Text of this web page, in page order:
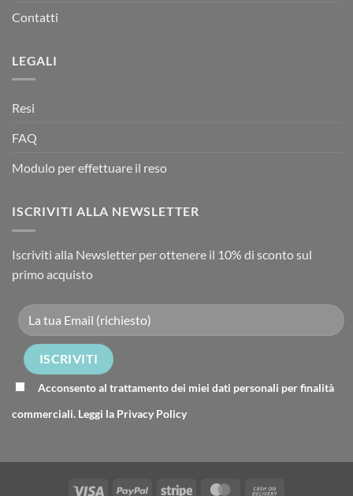
Contatti
LEGALI
Resi
FAQ
Modulo per effettuare il reso
ISCRIVITI ALLA NEWSLETTER
Iscriviti alla Newsletter per ottenere il 10% di sconto sul
primo acquisto
Acconsento al trattamento dei miei dati personali per finalità
commerciali. Leggi la Privacy Policy
Visa PayPal Stripe MasterCard